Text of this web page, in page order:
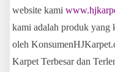
website kami
kami adalah produk yang
oleh
Karpet Terbesar dan